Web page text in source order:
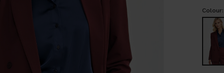
Colour: